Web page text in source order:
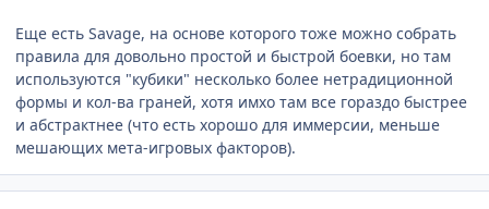
Еще есть Savage, на основе которого тоже можно собрать
правила для довольно простой и быстрой боевки, но там
используются "кубики" несколько более нетрадиционной
формы и кол-ва граней, хотя имхо там все гораздо быстрее
и абстрактнее (что есть хорошо для иммерсии, меньше
мешающих мета-игровых факторов).